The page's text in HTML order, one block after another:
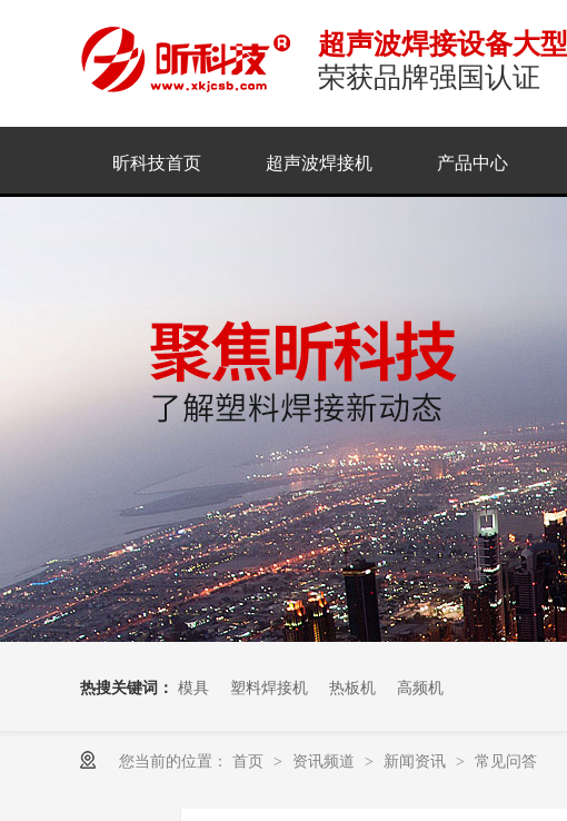
超声波焊接设备大
荣获品牌强国认证
昕科技首页 超声波焊接机 产品中心
热搜关键词： 模具 塑料焊接机 热板机 高频机
您当前的位置： 首页 > 资讯频道 > 新闻资讯 > 常见问答